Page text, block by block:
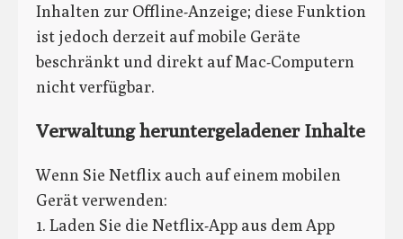
Inhalten zur Offline-Anzeige; diese Funktion
ist jedoch derzeit auf mobile Geräte
beschränkt und direkt auf Mac-Computern
nicht verfügbar.
Verwaltung heruntergeladener Inhalte
Wenn Sie Netflix auch auf einem mobilen
Gerät verwenden:
1. Laden Sie die Netflix-App aus dem App